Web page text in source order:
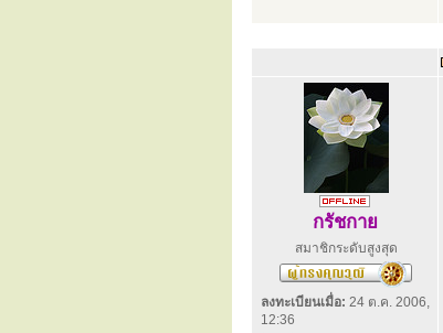
กรัชกาย
สมาชิกระดับสูงสุด
ลงทะเบียนเมื่อ: 24 ต.ค. 2006,
12:36